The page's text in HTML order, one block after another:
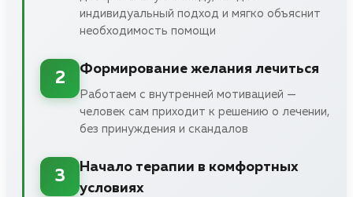
индивидуальный подход и мягко объяснит
необходимость помощи
2
Формирование желания лечиться
Работаем с внутренней мотивацией —
человек сам приходит к решению о лечении,
без принуждения и скандалов
3
Начало терапии в комфортных
условиях